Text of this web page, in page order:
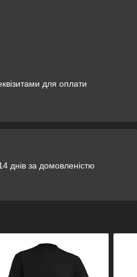
для оплати
днів за домовленістю